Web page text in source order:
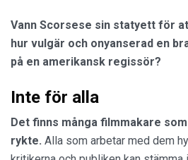
Vann Scorsese sin statyett för
hur vulgär och onyanserad en
på en amerikansk regissör?
Inte för alla
Det finns många filmmakare
rykte. Alla som arbetar med dem